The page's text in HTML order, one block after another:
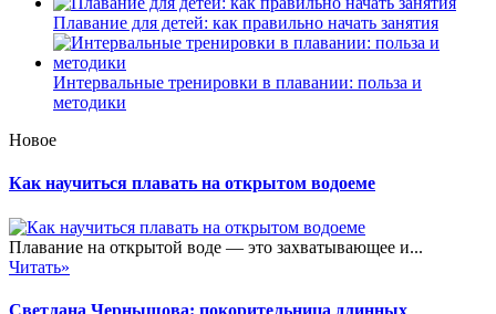
Плавание для детей: как правильно начать занятия
Интервальные тренировки в плавании: польза и
методики
Новое
Как научиться плавать на открытом водоеме
Плавание на открытой воде — это захватывающее и...
Читать»
Светлана Чернышова: покорительница длинных